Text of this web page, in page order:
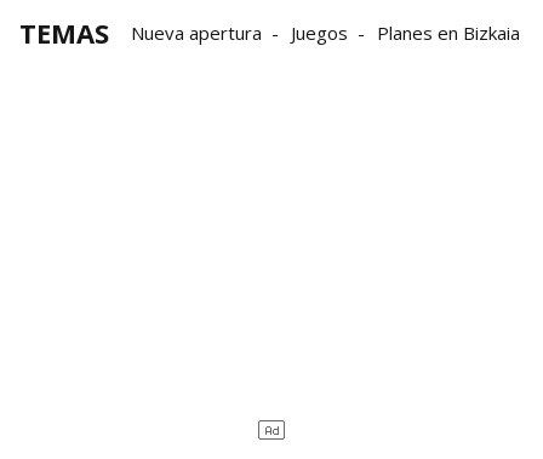
TEMAS Nueva apertura Juegos Planes en Bizkaia